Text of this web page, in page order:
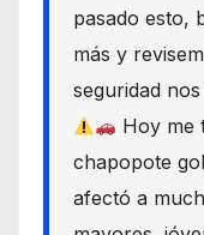
pasado esto,
más y
seguridad
Hoy me
chapopote
afectó a